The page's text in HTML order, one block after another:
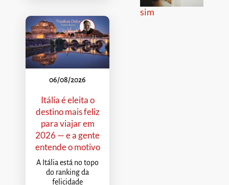
06/08/2026
Itália é eleita o
destino mais feliz
para viajar em
2026 — e a gente
entende o motivo
A Itália está no topo
do ranking da
felicidade
sim